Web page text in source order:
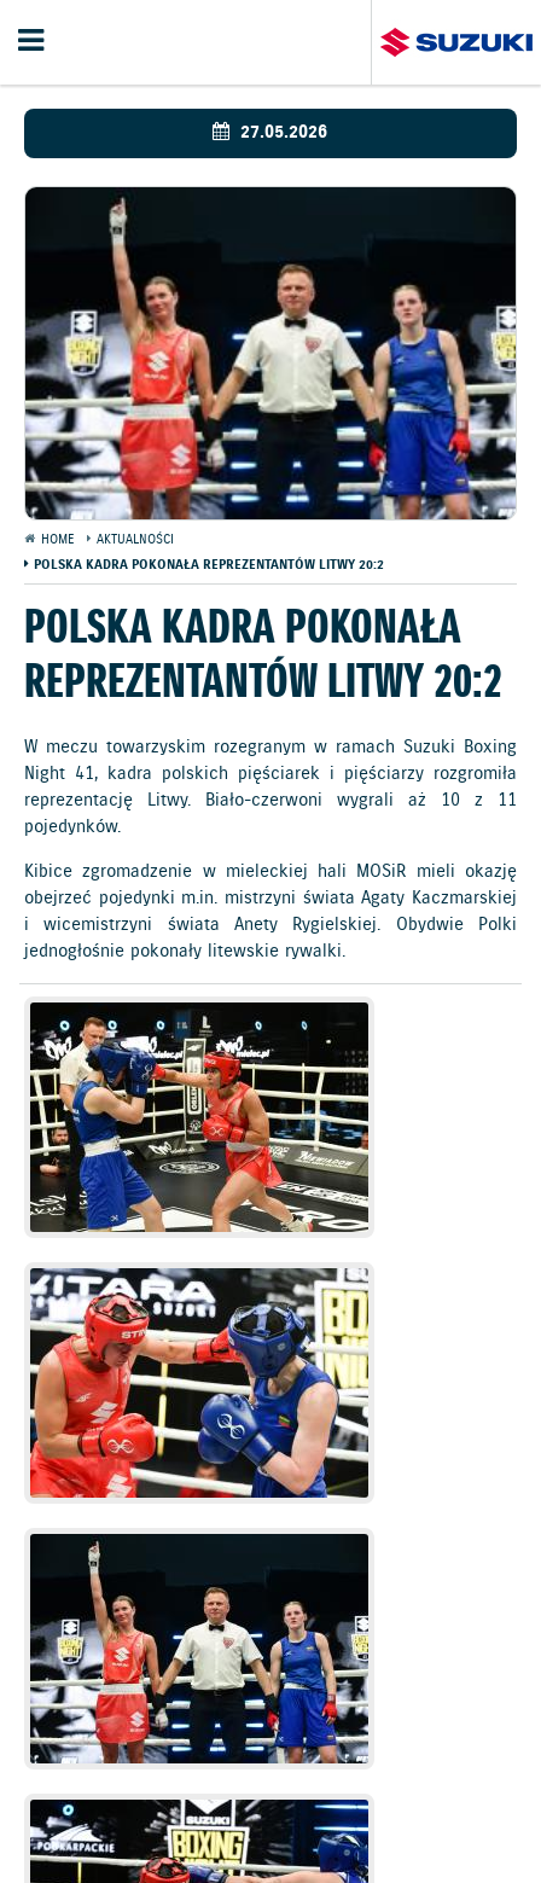
27.05.2026
HOME
AKTUALNOŚCI
POLSKA KADRA POKONAŁA REPREZENTANTÓW LITWY 20:2
POLSKA KADRA POKONAŁA
REPREZENTANTÓW LITWY 20:2
W meczu towarzyskim rozegranym w ramach Suzuki Boxing
Night 41, kadra polskich pięściarek i pięściarzy rozgromiła
reprezentację Litwy. Biało-czerwoni wygrali aż 10 z 11
pojedynków.
Kibice zgromadzenie w mieleckiej hali MOSiR mieli okazję
obejrzeć pojedynki m.in. mistrzyni świata Agaty Kaczmarskiej
i wicemistrzyni świata Anety Rygielskiej. Obydwie Polki
jednogłośnie pokonały litewskie rywalki.